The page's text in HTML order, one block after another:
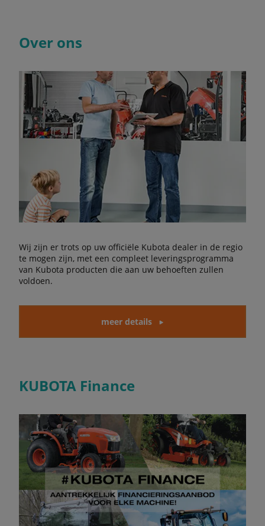
Over ons
Wij zijn er trots op uw officiële Kubota dealer in de regio
te mogen zijn, met een compleet leveringsprogramma
van Kubota producten die aan uw behoeften zullen
voldoen.
meer details
KUBOTA Finance